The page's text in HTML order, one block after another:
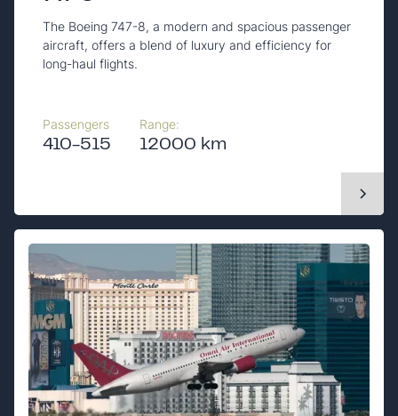
The Boeing 747-8, a modern and spacious passenger
aircraft, offers a blend of luxury and efficiency for
long-haul flights.
Passengers
410-515
Range:
12000 km